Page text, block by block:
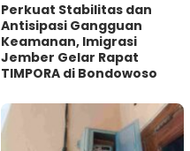
Perkuat Stabilitas dan
Antisipasi Gangguan
Keamanan, Imigrasi
Jember Gelar Rapat
TIMPORA di Bondowoso